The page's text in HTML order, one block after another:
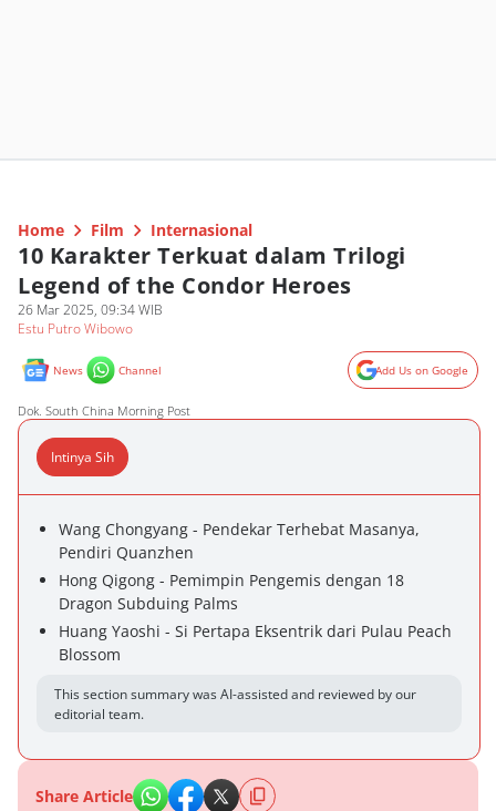
Home Film Internasional
10 Karakter Terkuat dalam Trilogi
Legend of the Condor Heroes
26 Mar 2025, 09:34 WIB
Estu Putro Wibowo
News Channel Add Us on Google
Dok. South China Morning Post
Intinya Sih
Wang Chongyang - Pendekar Terhebat Masanya,
Pendiri Quanzhen
Hong Qigong - Pemimpin Pengemis dengan 18
Dragon Subduing Palms
Huang Yaoshi - Si Pertapa Eksentrik dari Pulau Peach
Blossom
This section summary was AI-assisted and reviewed by our
editorial team.
Share Article